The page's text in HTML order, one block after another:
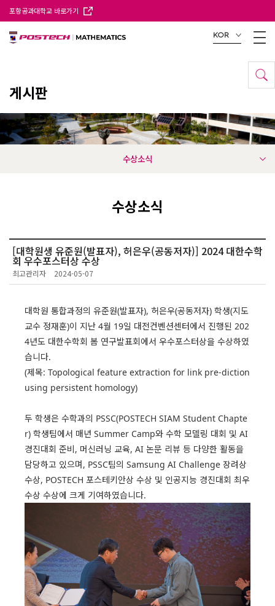
포항공과대학교 바로가기
KOR
게시판
수상소식
수상소식
[대학원생 유준원(발표자), 허은우(공동저자)] 2024 대한수학
회 우수포스터상 수상
최고관리자 2024-05-07
대학원 통합과정의 유준원(발표자), 허은우(공동저자) 학생(지도
교수 정재훈)이 지난 4월 19일 대전컨벤션센터에서 진행된 202
4년도 대한수학회 봄 연구발표회에서 우수포스터상을 수상하였
습니다.
(제목: Topological feature extraction for link pre-diction
using persistent homology)
두 학생은 수학과의 PSSC(POSTECH SIAM Student Chapte
r) 학생팀에서 매년 Summer Camp와 수학 모델링 대회 및 AI
경진대회 준비, 머신러닝 교육, AI 논문 리뷰 등 다양한 활동을
담당하고 있으며, PSSC팀의 Samsung AI Challenge 장려상
수상, POSTECH 포스테키안상 수상 및 인공지능 경진대회 최우
수상 수상에 크게 기여하였습니다.